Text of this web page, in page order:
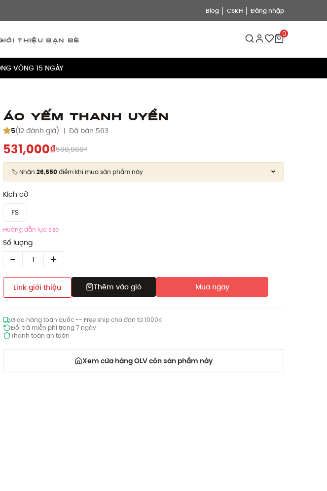
Blog CSKH Đăng nhập
thiệu bạn bè
0
VÒNG 15 NGÀY
MỌI ĐƠN HÀNG
VÒNG 15 NGÀY
MỌI ĐƠN HÀNG
Áo Yếm Thanh Uyển
5(12 đánh giá) Đã bán 563
531,000₫590,000₫
🏷️ Nhận 26,550điểm khi mua sản phẩm này
Kích cỡ
FS
Hướng dẫn lựa size
Số lượng
Link giới thiệu Thêm vào giỏ Mua ngay
Giao hàng toàn quốc -- Free ship cho đơn từ 1000K
Đổi trả miễn phí trong 7 ngày
Thanh toán an toàn
Xem cửa hàng OLV còn sản phẩm này